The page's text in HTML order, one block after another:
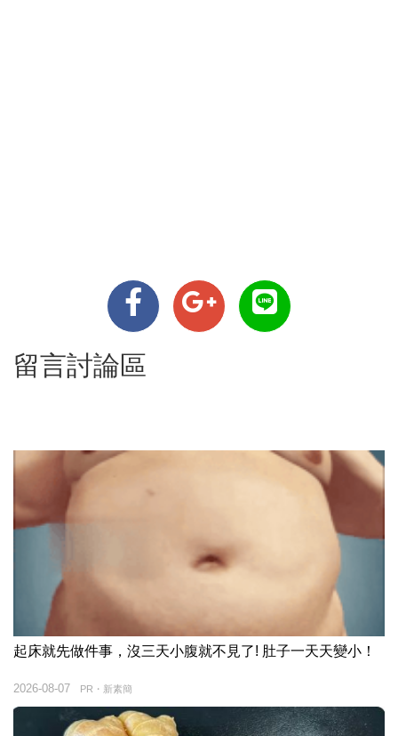
留言討論區
起床就先做件事，沒三天小腹就不見了! 肚子一天天變小！
PR・新素簡
2026-08-07